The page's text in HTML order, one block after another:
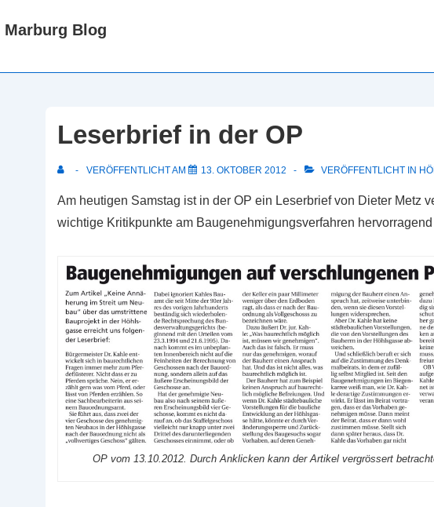
Blog
Leserbrief in der OP
VERÖFFENTLICHT AM 13. OKTOBER 2012 VERÖFFENTLICHT IN
Am heutigen Samstag ist in der OP ein Leserbrief von Dieter Metz
wichtige Kritikpunkte am Baugenehmigungsverfahren
OP vom 13.10.2012. Durch Anklicken kann der Artikel vergrössert